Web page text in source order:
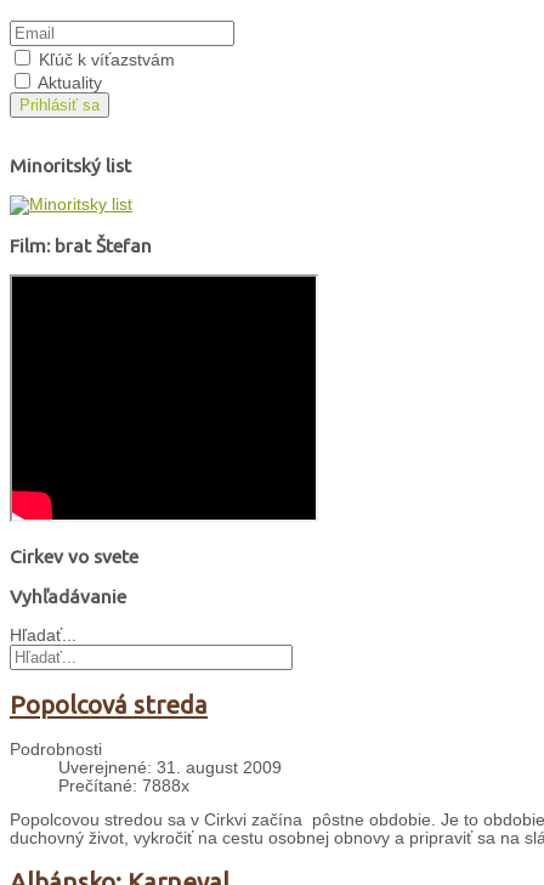
Kľúč k víťazstvám
Aktuality
Prihlásiť sa
Minoritský list
Film: brat Štefan
Cirkev vo svete
Vyhľadávanie
Hľadať...
Popolcová streda
Podrobnosti
Uverejnené: 31. august 2009
Prečítané: 7888x
Popolcovou stredou sa v Cirkvi začína pôstne obdobie. Je to
duchovný život, vykročiť na cestu osobnej obnovy a pripraviť sa na